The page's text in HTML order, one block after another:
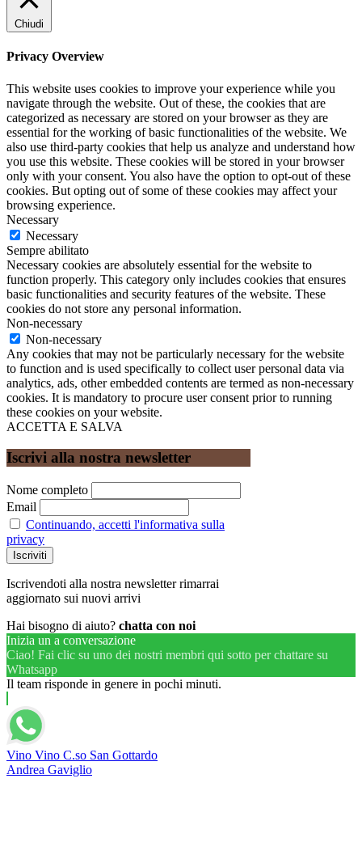
Chiudi
Privacy Overview
This website uses cookies to improve your experience while you
navigate through the website. Out of these, the cookies that are
categorized as necessary are stored on your browser as they are
essential for the working of basic functionalities of the website. We
also use third-party cookies that help us analyze and understand how
you use this website. These cookies will be stored in your browser
only with your consent. You also have the option to opt-out of these
cookies. But opting out of some of these cookies may affect your
browsing experience.
Necessary
Necessary
Sempre abilitato
Necessary cookies are absolutely essential for the website to
function properly. This category only includes cookies that ensures
basic functionalities and security features of the website. These
cookies do not store any personal information.
Non-necessary
Non-necessary
Any cookies that may not be particularly necessary for the website
to function and is used specifically to collect user personal data via
analytics, ads, other embedded contents are termed as non-necessary
cookies. It is mandatory to procure user consent prior to running
these cookies on your website.
ACCETTA E SALVA
Iscrivi alla nostra newsletter
Nome completo
Email
Continuando, accetti l'informativa sulla
privacy
Iscrivendoti alla nostra newsletter rimarrai
aggiornato sui nuovi arrivi
Hai bisogno di aiuto? chatta con noi
Inizia un a conversazione
Ciao! Fai clic su uno dei nostri membri qui sotto per chattare su
Whatsapp
Il team risponde in genere in pochi minuti.
Vino Vino C.so San Gottardo
Andrea Gaviglio